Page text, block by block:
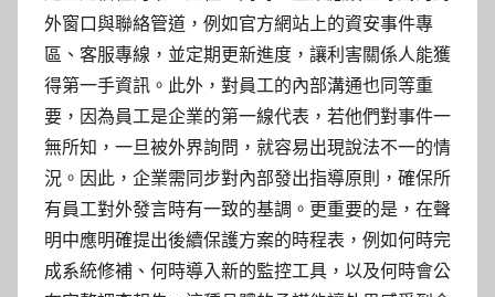
外窗口與聯絡管道，例如官方網站上的資安事件專
區、客服專線，並定期更新進度，讓利害關係人能獲
得第一手資訊。此外，對員工的內部溝通也同等重
要，因為員工是企業的第一線代表，若他們對事件一
無所知，一旦被外界詢問，就容易出現說法不一的情
況。因此，企業需同步對內部發出指導原則，確保所
有員工對外發言時有一致的基調。更重要的是，在聲
明中應明確提出後續保護方案的時程表，例如何時完
成系統修補、何時導入新的監控工具，以及何時會公